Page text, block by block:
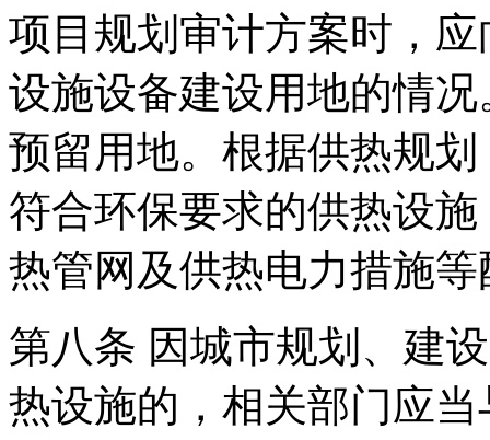
项目规划审计方案时，
设施设备建设用地的情
预留用地。根据供热规
符合环保要求的供热设
热管网及供热电力措施
第八条 因城市规划、建
热设施的，相关部门应